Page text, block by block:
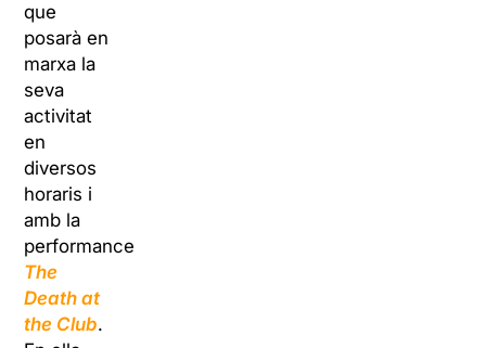
que
posarà en
marxa la
seva
activitat
en
diversos
horaris i
amb la
performance
The
Death at
the Club.